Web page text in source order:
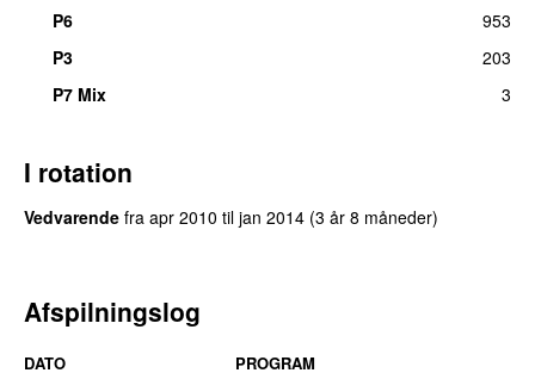
P6
953
P3
203
P7 Mix
3
I rotation
Vedvarende fra apr 2010 til jan 2014 (3 år 8 måneder)
Afspilningslog
DATO PROGRAM